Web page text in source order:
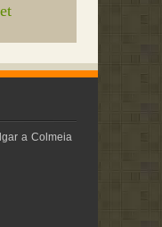
a Colmeia